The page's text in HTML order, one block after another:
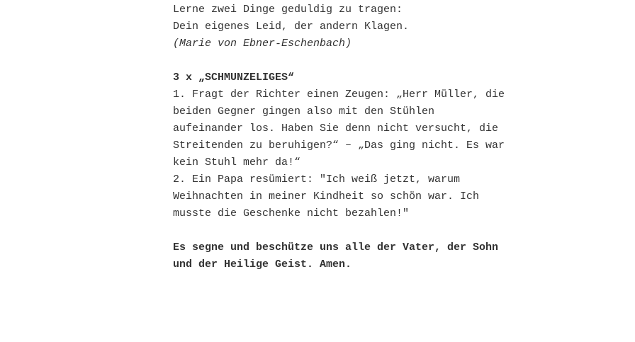
Lerne zwei Dinge geduldig zu tragen:
Dein eigenes Leid, der andern Klagen.
(Marie von Ebner-Eschenbach)
3 x „SCHMUNZELIGES“
1. Fragt der Richter einen Zeugen: „Herr Müller, die
beiden Gegner gingen also mit den Stühlen
aufeinander los. Haben Sie denn nicht versucht, die
Streitenden zu beruhigen?“ – „Das ging nicht. Es war
kein Stuhl mehr da!“
2. Ein Papa resümiert: "Ich weiß jetzt, warum
Weihnachten in meiner Kindheit so schön war. Ich
musste die Geschenke nicht bezahlen!"
Es segne und beschütze uns alle der Vater, der Sohn
und der Heilige Geist. Amen.